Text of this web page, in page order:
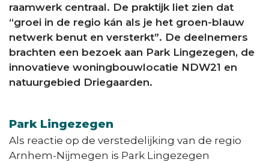
raamwerk centraal. De praktijk liet zien dat
“groei in de regio kán als je het groen-blauw
netwerk benut en versterkt”. De deelnemers
brachten een bezoek aan Park Lingezegen, de
innovatieve woningbouwlocatie NDW21 en
natuurgebied Driegaarden.
Park Lingezegen
Als reactie op de verstedelijking van de regio
Arnhem-Nijmegen is Park Lingezegen